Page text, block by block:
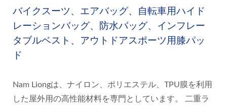
バイクスーツ、エアバッグ、自転車用ハイド
レーションバッグ、防水バッグ、インフレー
タブルベスト、アウトドアスポーツ用膝パッ
ド
Nam Liongは、ナイロン、ポリエステル、TPU膜を利用
した屋外用の高性能材料を専門としています。 二重ラ